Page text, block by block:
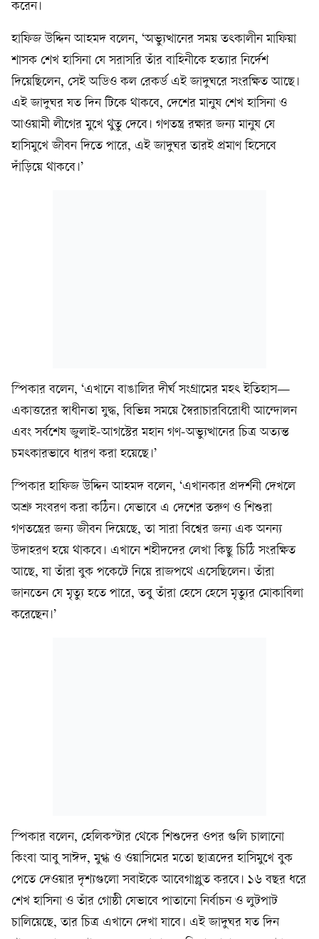
করেন।
হাফিজ উদ্দিন আহমদ বলেন, ‘অভ্যুত্থানের সময় তৎকালীন মাফিয়া
শাসক শেখ হাসিনা যে সরাসরি তাঁর বাহিনীকে হত্যার নির্দেশ
দিয়েছিলেন, সেই অডিও কল রেকর্ড এই জাদুঘরে সংরক্ষিত আছে।
এই জাদুঘর যত দিন টিকে থাকবে, দেশের মানুষ শেখ হাসিনা ও
আওয়ামী লীগের মুখে থুতু দেবে। গণতন্ত্র রক্ষার জন্য মানুষ যে
হাসিমুখে জীবন দিতে পারে, এই জাদুঘর তারই প্রমাণ হিসেবে
দাঁড়িয়ে থাকবে।’
স্পিকার বলেন, ‘এখানে বাঙালির দীর্ঘ সংগ্রামের মহৎ ইতিহাস—
একাত্তরের স্বাধীনতা যুদ্ধ, বিভিন্ন সময়ে স্বৈরাচারবিরোধী আন্দোলন
এবং সর্বশেষ জুলাই-আগস্টের মহান গণ-অভ্যুত্থানের চিত্র অত্যন্ত
চমৎকারভাবে ধারণ করা হয়েছে।’
স্পিকার হাফিজ উদ্দিন আহমদ বলেন, ‘এখানকার প্রদর্শনী দেখলে
অশ্রু সংবরণ করা কঠিন। যেভাবে এ দেশের তরুণ ও শিশুরা
গণতন্ত্রের জন্য জীবন দিয়েছে, তা সারা বিশ্বের জন্য এক অনন্য
উদাহরণ হয়ে থাকবে। এখানে শহীদদের লেখা কিছু চিঠি সংরক্ষিত
আছে, যা তাঁরা বুক পকেটে নিয়ে রাজপথে এসেছিলেন। তাঁরা
জানতেন যে মৃত্যু হতে পারে, তবু তাঁরা হেসে হেসে মৃত্যুর মোকাবিলা
করেছেন।’
স্পিকার বলেন, হেলিকপ্টার থেকে শিশুদের ওপর গুলি চালানো
কিংবা আবু সাঈদ, মুগ্ধ ও ওয়াসিমের মতো ছাত্রদের হাসিমুখে বুক
পেতে দেওয়ার দৃশ্যগুলো সবাইকে আবেগাপ্লুত করবে। ১৬ বছর ধরে
শেখ হাসিনা ও তাঁর গোষ্ঠী যেভাবে পাতানো নির্বাচন ও লুটপাট
চালিয়েছে, তার চিত্র এখানে দেখা যাবে। এই জাদুঘর যত দিন